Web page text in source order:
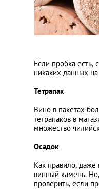
Если пробка есть,
никаких данных
Тетрапак
Вино в пакетах
тетрапаков в
множество
Осадок
Как правило,
винный камень.
проверить, если